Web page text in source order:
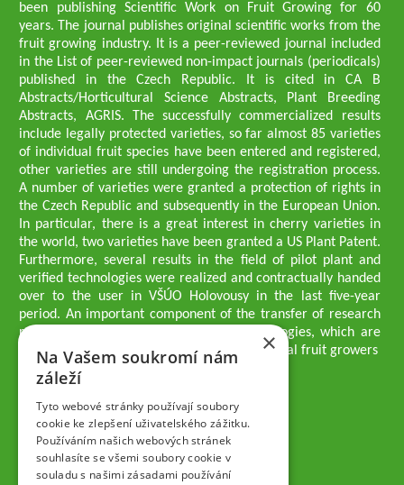
been publishing Scientific Work on Fruit Growing for 60
years. The journal publishes original scientific works from the
fruit growing industry. It is a peer-reviewed journal included
in the List of peer-reviewed non-impact journals (periodicals)
published in the Czech Republic. It is cited in CA B
Abstracts/Horticultural Science Abstracts, Plant Breeding
Abstracts, AGRIS. The successfully commercialized results
include legally protected varieties, so far almost 85 varieties
of individual fruit species have been entered and registered,
other varieties are still undergoing the registration process.
A number of varieties were granted a protection of rights in
the Czech Republic and subsequently in the European Union.
In particular, there is a great interest in cherry varieties in
the world, two varieties have been granted a US Plant Patent.
Furthermore, several results in the field of pilot plant and
verified technologies were realized and contractually handed
over to the user in VŠÚO Holovousy in the last five-year
period. An important component of the transfer of research
results into practice are growing methodologies, which are
passed on to users - professionals - professional fruit growers
Company executives
Ing. Tomáš Zmeškal
Ing. Jaroslav Vácha
Companions
Ing. Jan Blažek, CS c.
Ing. Josef Kosina, CS c.
×
Na Vašem soukromí nám
záleží
Tyto webové stránky používají soubory
cookie ke zlepšení uživatelského zážitku.
Používáním našich webových stránek
souhlasíte se všemi soubory cookie v
souladu s našimi zásadami používání